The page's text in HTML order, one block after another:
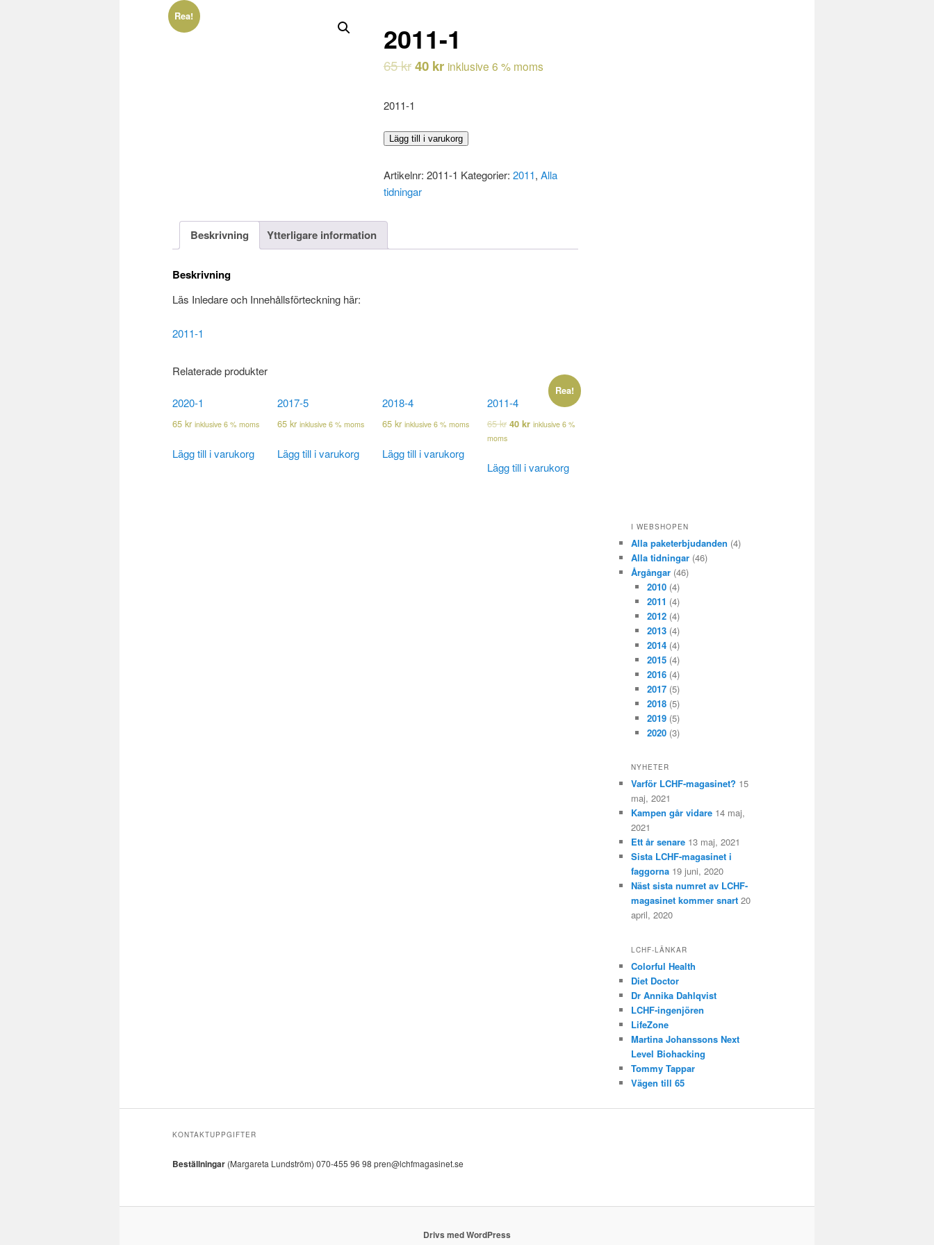
Rea!
2011-1
65kr40 kr inklusive 6 % moms
2011-1
2011-
mängd
Lägg till i varukorg
Artikelnr: 2011-1 Kategorier: 2011, Alla
tidningar
Beskrivning Ytterligare information
Beskrivning
Läs Inledare och Innehållsförteckning här:
2011-1
Relaterade produkter
2020-1
65 kr inklusive 6 % moms
Lägg till i varukorg
2017-5
65 kr inklusive 6 % moms
Lägg till i varukorg
2018-4
65 kr inklusive 6 % moms
Lägg till i varukorg
Rea!
2011-4
65kr 40 kr inklusive 6 %
moms
Lägg till i varukorg
I WEBSHOPEN
Alla paketerbjudanden (4)
Alla tidningar (46)
Årgångar (46)
2010 (4)
2011 (4)
2012 (4)
2013 (4)
2014 (4)
2015 (4)
2016 (4)
2017 (5)
2018 (5)
2019 (5)
2020 (3)
NYHETER
Varför LCHF-magasinet? 15
maj, 2021
Kampen går vidare 14 maj,
2021
Ett år senare 13 maj, 2021
Sista LCHF-magasinet i
faggorna 19 juni, 2020
Näst sista numret av LCHF-
magasinet kommer snart 20
april, 2020
LCHF-LÄNKAR
Colorful Health
Diet Doctor
Dr Annika Dahlqvist
LCHF-ingenjören
LifeZone
Martina Johanssons Next
Level Biohacking
Tommy Tappar
Vägen till 65
KONTAKTUPPGIFTER
Beställningar (Margareta Lundström) 070-455 96 98 pren@lchfmagasinet.se
Drivs med WordPress